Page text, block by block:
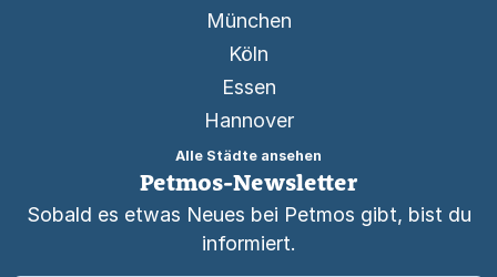
München
Köln
Essen
Hannover
Alle Städte ansehen
Petmos-Newsletter
Sobald es etwas Neues bei Petmos gibt, bist du
informiert.